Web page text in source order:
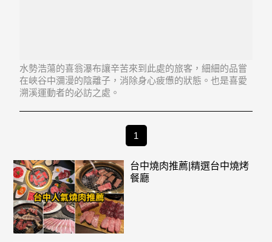
水勢浩蕩的喜翁瀑布讓辛苦來到此處的旅客，細細的品嘗
在峽谷中瀰漫的陰離子，消除身心疲憊的狀態。也是喜愛
溯溪運動者的必訪之處。
1
台中燒肉推薦|精選台中燒烤
餐廳